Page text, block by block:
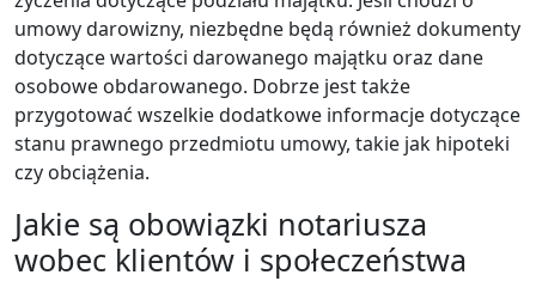
umowy darowizny, niezbędne będą również dokumenty
dotyczące wartości darowanego majątku oraz dane
osobowe obdarowanego. Dobrze jest także
przygotować wszelkie dodatkowe informacje dotyczące
stanu prawnego przedmiotu umowy, takie jak hipoteki
czy obciążenia.
Jakie są obowiązki notariusza
wobec klientów i społeczeństwa